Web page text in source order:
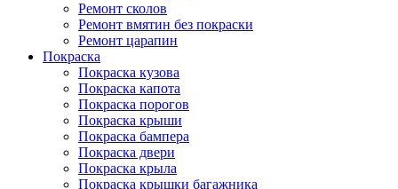
Ремонт сколов
Ремонт вмятин без покраски
Ремонт царапин
Покраска
Покраска кузова
Покраска капота
Покраска порогов
Покраска крыши
Покраска бампера
Покраска двери
Покраска крыла
Покраска крышки багажника